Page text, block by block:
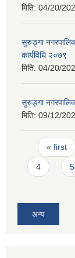
मिति: 04/20/
सुरुङ्गा
कार्यविधि २०७९
मिति: 04/20/
सुरुङ्गा
मिति: 09/12/
Pages
« first
4 5
अन्य